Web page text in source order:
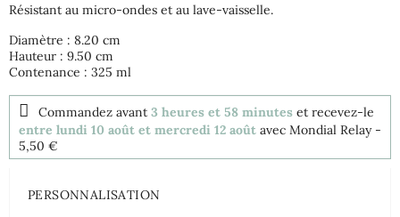
Résistant au micro-ondes et au lave-vaisselle.
Diamètre : 8.20 cm
Hauteur : 9.50 cm
Contenance : 325 ml
Commandez avant 3 heures et 58 minutes et recevez-le
entre lundi 10 août et mercredi 12 août avec Mondial Relay -
5,50 €
PERSONNALISATION